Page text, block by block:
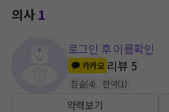
의사1
로그인 후 이름확인
카카오 리뷰 5
침술(4) 한약(1)
약력보기